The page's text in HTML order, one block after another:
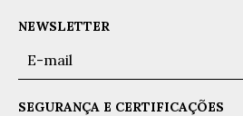
NEWSLETTER
SEGURANÇA E CERTIFICAÇÕES